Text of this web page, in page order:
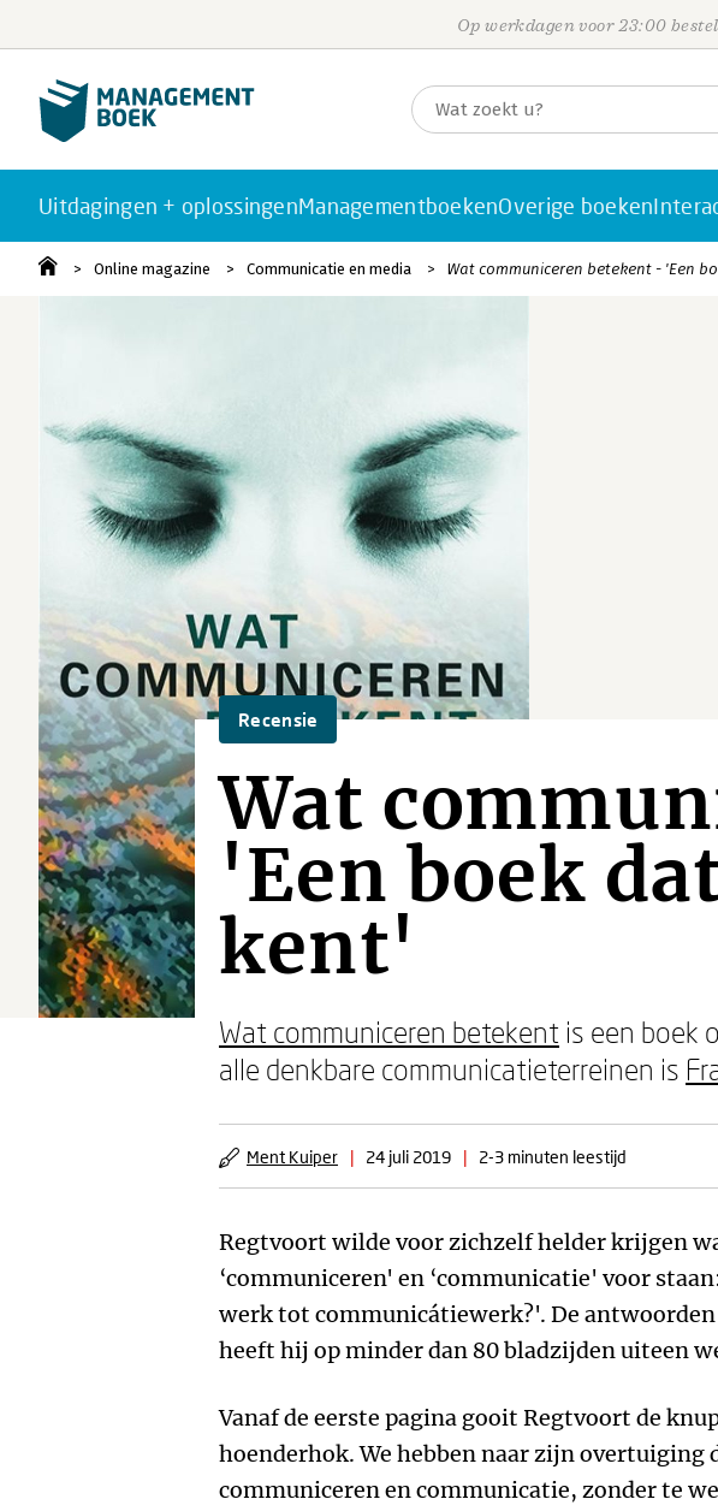
Op werkdagen voor 23:00
Uitdagingen + oplossingenManagementboekenOverige boeken
Online magazine Communicatie en media Wat communiceren betekent - 'Een
Recensie
Wat
'Een boek
kent'
Wat communiceren betekent is een boek
alle denkbare communicatieterreinen is
Ment Kuiper | 24 juli 2019 | 2-3 minuten leestijd
Regtvoort wilde voor zichzelf helder krijgen
‘communiceren' en ‘communicatie' voor
werk tot communicátiewerk?'. De
heeft hij op minder dan 80 bladzijden uiteen
Vanaf de eerste pagina gooit Regtvoort de
hoenderhok. We hebben naar zijn overtuiging
communiceren en communicatie, zonder te